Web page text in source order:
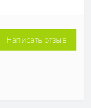
Написать отзыв